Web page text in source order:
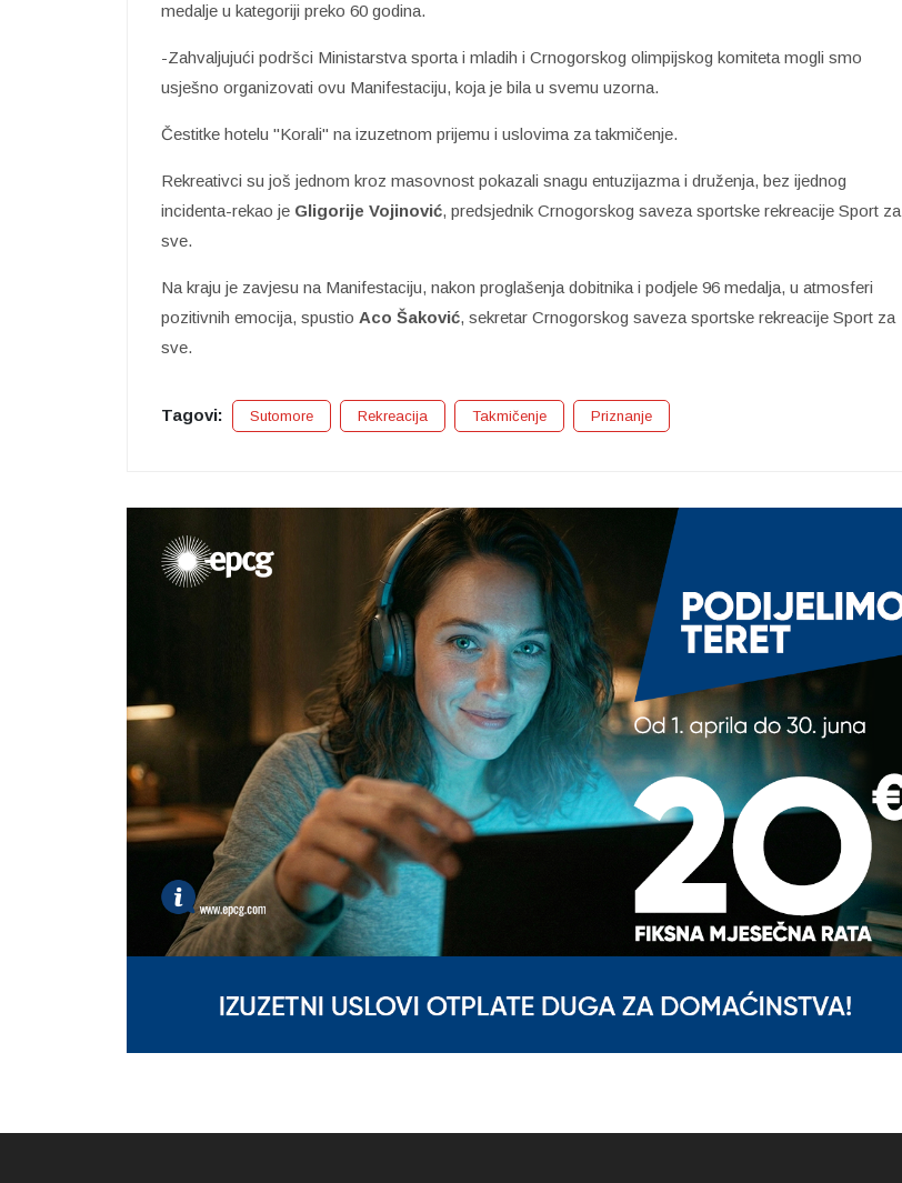
medalje u kategoriji preko 60 godina.
-Zahvaljujući podršci Ministarstva sporta i mladih i Crnogorskog olimpijskog komiteta mogli smo
usješno organizovati ovu Manifestaciju, koja je bila u svemu uzorna.
Čestitke hotelu "Korali" na izuzetnom prijemu i uslovima za takmičenje.
Rekreativci su još jednom kroz masovnost pokazali snagu entuzijazma i druženja, bez ijednog
incidenta-rekao je Gligorije Vojinović, predsjednik Crnogorskog saveza sportske rekreacije Sport za
sve.
Na kraju je zavjesu na Manifestaciju, nakon proglašenja dobitnika i podjele 96 medalja, u atmosferi
pozitivnih emocija, spustio Aco Šaković, sekretar Crnogorskog saveza sportske rekreacije Sport za
sve.
Tagovi: Sutomore Rekreacija Takmičenje Priznanje